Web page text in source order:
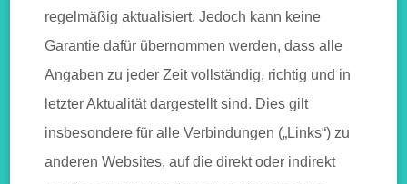
regelmäßig aktualisiert. Jedoch kann keine
Garantie dafür übernommen werden, dass alle
Angaben zu jeder Zeit vollständig, richtig und in
letzter Aktualität dargestellt sind. Dies gilt
insbesondere für alle Verbindungen („Links“) zu
anderen Websites, auf die direkt oder indirekt